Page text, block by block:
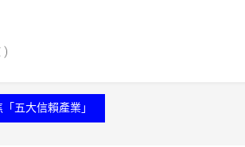
)
五大信賴產業」